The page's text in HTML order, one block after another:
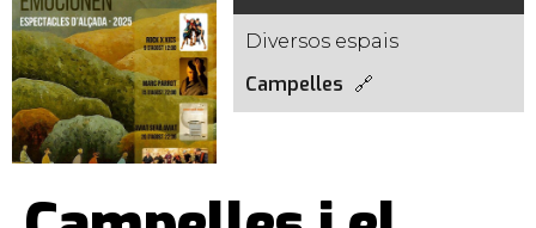
Diversos espais
Campelles